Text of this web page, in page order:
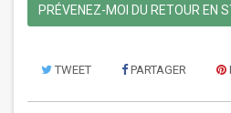
PRÉVENEZ-MOI DU RETOUR EN
TWEET PARTAGER